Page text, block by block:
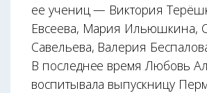
ее учениц — Виктория
Евсеева, Мария Ильюшкина,
Савельева, Валерия
В последнее время Любовь
воспитывала выпускницу